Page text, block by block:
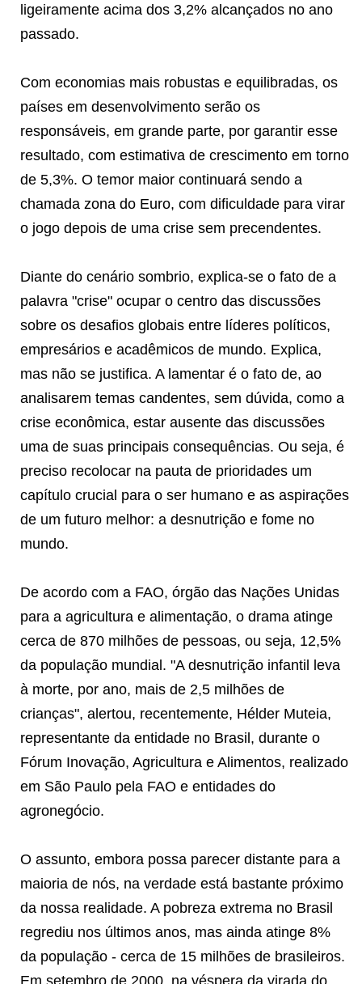
ligeiramente acima dos 3,2% alcançados no ano
passado.
Com economias mais robustas e equilibradas, os
países em desenvolvimento serão os
responsáveis, em grande parte, por garantir esse
resultado, com estimativa de crescimento em torno
de 5,3%. O temor maior continuará sendo a
chamada zona do Euro, com dificuldade para virar
o jogo depois de uma crise sem precendentes.
Diante do cenário sombrio, explica-se o fato de a
palavra "crise" ocupar o centro das discussões
sobre os desafios globais entre líderes políticos,
empresários e acadêmicos de mundo. Explica,
mas não se justifica. A lamentar é o fato de, ao
analisarem temas candentes, sem dúvida, como a
crise econômica, estar ausente das discussões
uma de suas principais consequências. Ou seja, é
preciso recolocar na pauta de prioridades um
capítulo crucial para o ser humano e as aspirações
de um futuro melhor: a desnutrição e fome no
mundo.
De acordo com a FAO, órgão das Nações Unidas
para a agricultura e alimentação, o drama atinge
cerca de 870 milhões de pessoas, ou seja, 12,5%
da população mundial. "A desnutrição infantil leva
à morte, por ano, mais de 2,5 milhões de
crianças", alertou, recentemente, Hélder Muteia,
representante da entidade no Brasil, durante o
Fórum Inovação, Agricultura e Alimentos, realizado
em São Paulo pela FAO e entidades do
agronegócio.
O assunto, embora possa parecer distante para a
maioria de nós, na verdade está bastante próximo
da nossa realidade. A pobreza extrema no Brasil
regrediu nos últimos anos, mas ainda atinge 8%
da população - cerca de 15 milhões de brasileiros.
Em setembro de 2000, na véspera da virada do